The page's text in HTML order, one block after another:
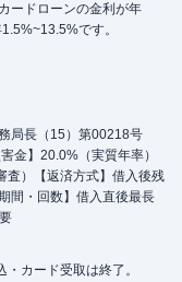
ードローンの金利が年
です。
局長（15）第00218号
金】20.0%（実質年率）
査）【返済方式】借入後残
間・回数】借入直後最長
カード受取は終了。